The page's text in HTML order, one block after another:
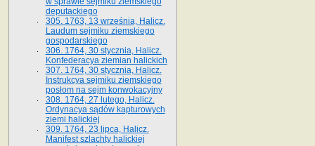
deputackiego
305. 1763, 13 września, Halicz.
Laudum sejmiku ziemskiego
gospodarskiego
306. 1764, 30 stycznia, Halicz.
Konfederacya ziemian halickich
307. 1764, 30 stycznia, Halicz.
Instrukcya sejmiku ziemskiego
posłom na sejm konwokacyjny
308. 1764, 27 lutego, Halicz.
Ordynacya sądów kapturowych
ziemi halickiej
309. 1764, 23 lipca, Halicz.
Manifest szlachty halickiej